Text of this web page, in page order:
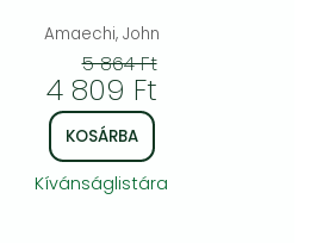
BESTSELLER--
Amaechi, John
5 864 Ft
4 809 Ft
KOSÁRBA
Kívánságlistára